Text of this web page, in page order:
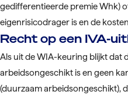
gedifferentieerde premie Whk)
eigenrisicodrager is en de
Recht op een IVA-
Als uit de WIA-keuring blijkt dat
arbeidsongeschikt is en geen
(duurzaam arbeidsongeschikt),